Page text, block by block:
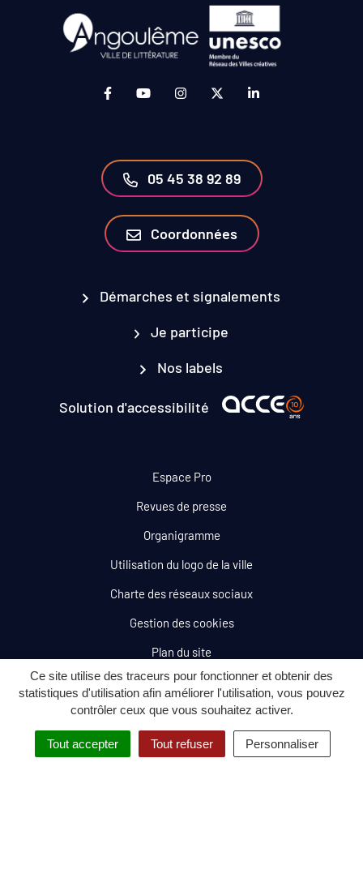
Ce site utilise des traceurs pour fonctionner et obtenir des
statistiques d'utilisation afin améliorer l'utilisation, vous pouvez
contrôler ceux que vous souhaitez activer.
Tout accepter Tout refuser Personnaliser
RECHERCHE
Lien vers le compte Facebook (ouverture
Lien vers la chaîne Youtube
Lien vers le compte
Lien vers le compte
Lien vers le
05 45 38 92 89
Coordonnées
Démarches et signalements
Je participe
Nos labels
Solution d'accessibilité
Espace Pro
Revues de presse
Organigramme
Utilisation du logo de la ville
Charte des réseaux sociaux
Gestion des cookies
Plan du site
Mentions légales
Politique de confidentialité
Accessibilité : totalement conforme